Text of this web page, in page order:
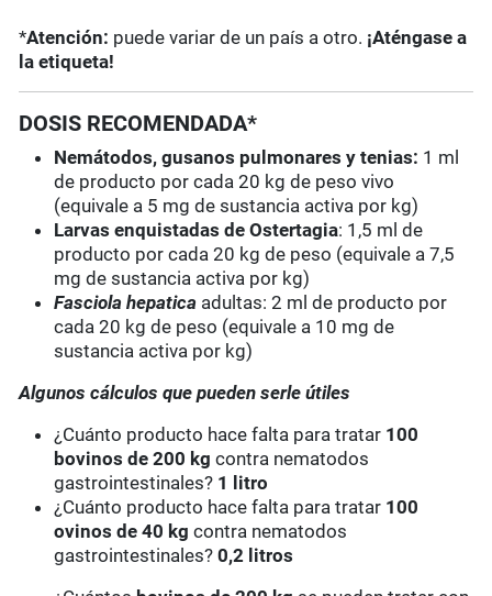
*Atención: puede variar de un país a otro. ¡Aténgase a
la etiqueta!
DOSIS RECOMENDADA*
Nemátodos, gusanos pulmonares y tenias: 1 ml
de producto por cada 20 kg de peso vivo
(equivale a 5 mg de sustancia activa por kg)
Larvas enquistadas de Ostertagia: 1,5 ml de
producto por cada 20 kg de peso (equivale a 7,5
mg de sustancia activa por kg)
Fasciola hepatica adultas: 2 ml de producto por
cada 20 kg de peso (equivale a 10 mg de
sustancia activa por kg)
Algunos cálculos que pueden serle útiles
¿Cuánto producto hace falta para tratar 100
bovinos de 200 kg contra nematodos
gastrointestinales? 1 litro
¿Cuánto producto hace falta para tratar 100
ovinos de 40 kg contra nematodos
gastrointestinales?0,2 litros